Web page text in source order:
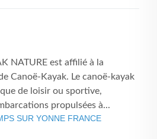
NATURE est affilié à la
Canoë-Kayak. Le canoë-kayak
de loisir ou sportive,
propulsées à...
SUR YONNE FRANCE